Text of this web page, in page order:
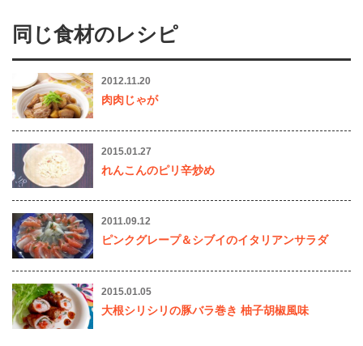
同じ食材のレシピ
2012.11.20
肉肉じゃが
2015.01.27
れんこんのピリ辛炒め
2011.09.12
ピンクグレープ＆シブイのイタリアンサラダ
2015.01.05
大根シリシリの豚バラ巻き 柚子胡椒風味